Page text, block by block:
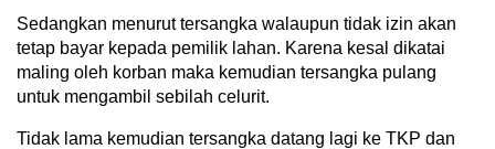
Sedangkan menurut tersangka walaupun tidak izin akan
tetap bayar kepada pemilik lahan. Karena kesal dikatai
maling oleh korban maka kemudian tersangka pulang
untuk mengambil sebilah celurit.
Tidak lama kemudian tersangka datang lagi ke TKP dan